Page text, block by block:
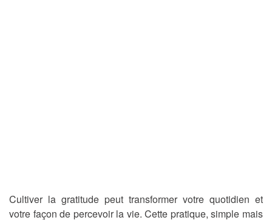
Cultiver la gratitude peut transformer votre quotidien et
votre façon de percevoir la vie. Cette pratique, simple mais